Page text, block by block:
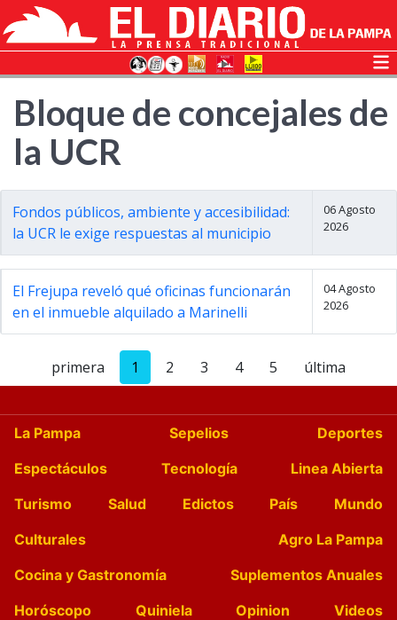
Bloque de concejales de
la UCR
Fondos públicos, ambiente y accesibilidad:
la UCR le exige respuestas al municipio
06 Agosto
2026
El Frejupa reveló qué oficinas funcionarán
en el inmueble alquilado a Marinelli
04 Agosto
2026
primera 1 2 3 4 5 última
La Pampa Sepelios
Deportes
Espectáculos
Tecnología
Linea Abierta
Turismo
Salud Edictos País
Mundo
Culturales
Agro La Pampa
Cocina y Gastronomía
Suplementos Anuales
Horóscopo
Quiniela Opinion
Videos